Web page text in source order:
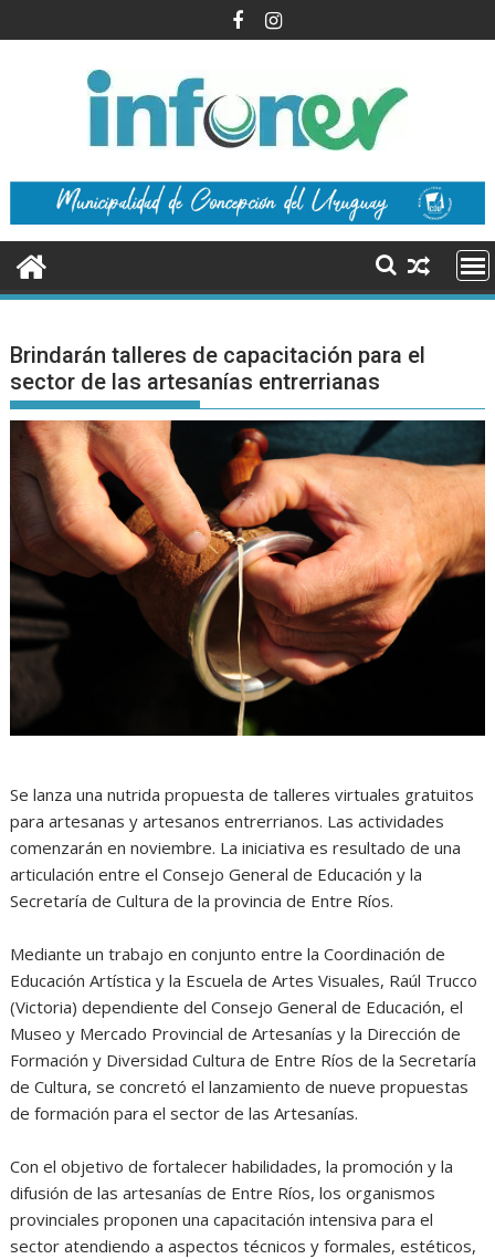
al
Brindarán talleres de capacitación para el
sector de las artesanías entrerrianas
Se lanza una nutrida propuesta de talleres virtuales gratuitos
para artesanas y artesanos entrerrianos. Las actividades
comenzarán en noviembre. La iniciativa es resultado de una
articulación entre el Consejo General de Educación y la
Secretaría de Cultura de la provincia de Entre Ríos.
Mediante un trabajo en conjunto entre la Coordinación de
Educación Artística y la Escuela de Artes Visuales, Raúl Trucco
(Victoria) dependiente del Consejo General de Educación, el
Museo y Mercado Provincial de Artesanías y la Dirección de
Formación y Diversidad Cultura de Entre Ríos de la Secretaría
de Cultura, se concretó el lanzamiento de nueve propuestas
de formación para el sector de las Artesanías.
Con el objetivo de fortalecer habilidades, la promoción y la
difusión de las artesanías de Entre Ríos, los organismos
provinciales proponen una capacitación intensiva para el
sector atendiendo a aspectos técnicos y formales, estéticos,